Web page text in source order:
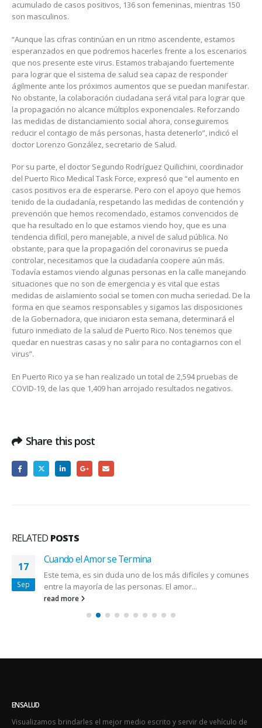
acumulado de casos positivos, 136 son femeninas, mientras 150
son masculinos.
“Aunque las cifras continúan en un ritmo ascendente, estamos
esperanzados en que podremos hacerles frente a los escenarios
que nos presente este virus. Estamos trabajando fuertemente
para lograr que el sistema de salud sea capaz de responder
ágilmente ante los próximos aumentos que se puedan manifestar.
No obstante, la colaboración ciudadana será vital para lograr que
la propagación no alcance múltiplos exponenciales. Reforzando
las medidas de distanciamiento social ahora, conseguiremos
reducir el contagio de más personas, hasta detenerlo”, indicó el
doctor Lorenzo González, secretario de Salud.
Por su parte, el doctor Segundo Rodríguez Quilichini, coordinador
del Puerto Rico Medical Task Force, expresó que “el aumento en
casos positivos era de esperarse. Pero con el apoyo que hemos
tenido de la ciudadanía, respetando las medidas de contención y
prevención que hemos recomendado, estamos convencidos de
que ha resultado en lo que estamos viendo hoy, que es una
tendencia difícil, pero manejable, a nivel de salud pública. No
obstante, para que la propagación del coronavirus se pueda
controlar, necesitamos que la ciudadanía coopere aún más.
Todavía estamos viendo algunas personas en la calle manejando
situaciones que no son de emergencia y es vital que estas
medidas de aislamiento social se tomen con mucha seriedad. De la
forma en que seamos responsables y sigamos las disposiciones
de la Gobernadora, que iniciaron esta semana, determinará el
futuro inmediato de la salud de Puerto Rico. Nos tenemos que
quedar en nuestras casas y no salir para no contagiarnos con el
virus”.
En Puerto Rico ya se han realizado un total de 2,594 pruebas de
COVID-19, de las que 1,409 han arrojado resultados negativos.
Share this post
RELATED POSTS
17
Sep
Cuando el Amor se Termina
Este tema, es sin duda uno de los más difíciles y comunes
entre la mayoría de las personas. El amor...
read more
ENSALUD
Visualizamos brindarles el mejor medio escrito y servir de vehículo de